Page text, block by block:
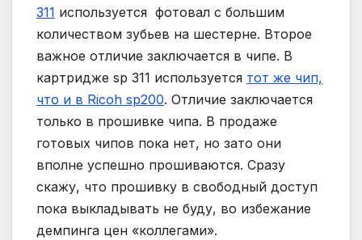
311 используется фотовал с большим
количеством зубьев на шестерне. Второе
важное отличие заключается в чипе. В
картридже sp 311 используется тот же чип,
что и в Ricoh sp200. Отличие заключается
только в прошивке чипа. В продаже
готовых чипов пока нет, но зато они
вполне успешно прошиваются. Сразу
скажу, что прошивку в свободный доступ
пока выкладывать не буду, во избежание
демпинга цен «коллегами».